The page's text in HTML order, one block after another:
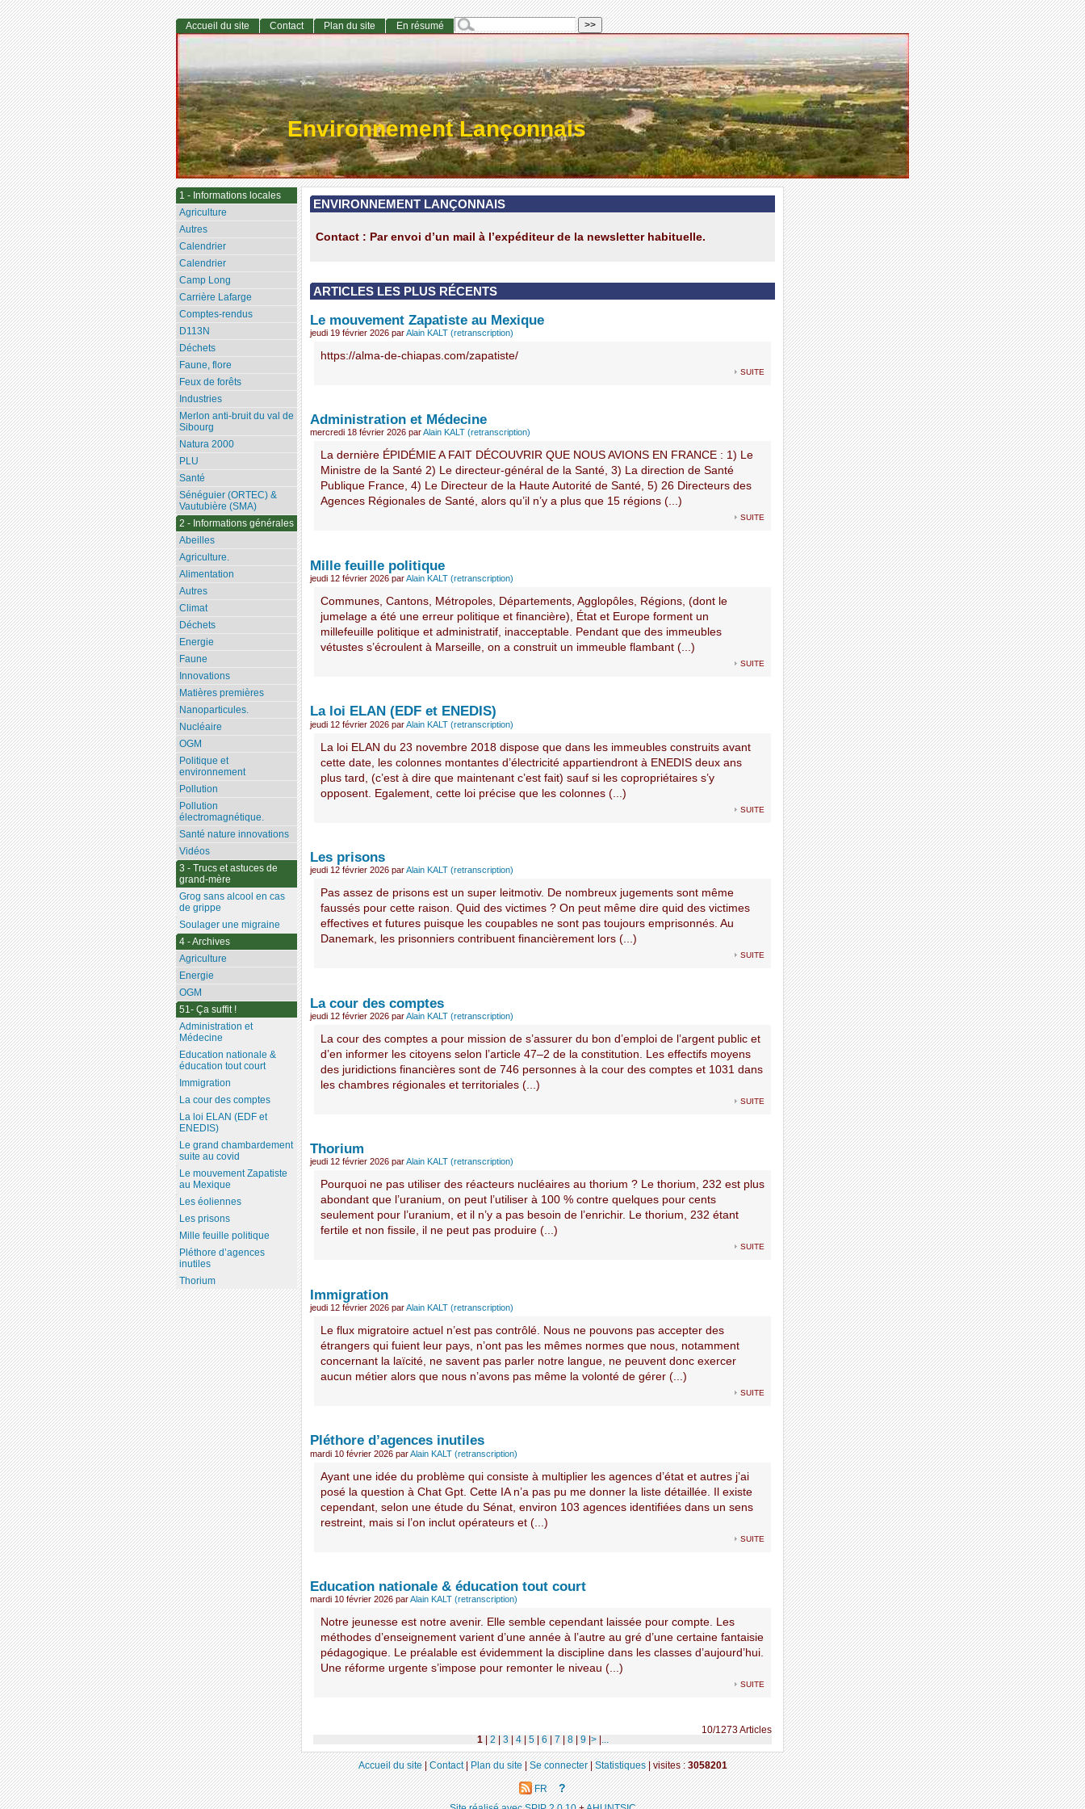
Environnement Lançonnais
ENVIRONNEMENT LANÇONNAIS
Contact : Par envoi d’un mail à l’expéditeur de la newsletter habituelle.
ARTICLES LES PLUS RÉCENTS
Le mouvement Zapatiste au Mexique
jeudi 19 février 2026 parAlain KALT (retranscription)
https://alma-de-chiapas.com/zapatiste/
suite
Administration et Médecine
mercredi 18 février 2026 parAlain KALT (retranscription)
La dernière ÉPIDÉMIE A FAIT DÉCOUVRIR QUE NOUS AVIONS EN FRANCE : 1) Le
Ministre de la Santé 2) Le directeur-général de la Santé, 3) La direction de Santé
Publique France, 4) Le Directeur de la Haute Autorité de Santé, 5) 26 Directeurs des
Agences Régionales de Santé, alors qu’il n’y a plus que 15 régions (...)
suite
Mille feuille politique
jeudi 12 février 2026 parAlain KALT (retranscription)
Communes, Cantons, Métropoles, Départements, Agglopôles, Régions, (dont le
jumelage a été une erreur politique et financière), État et Europe forment un
millefeuille politique et administratif, inacceptable. Pendant que des immeubles
vétustes s’écroulent à Marseille, on a construit un immeuble flambant (...)
suite
La loi ELAN (EDF et ENEDIS)
jeudi 12 février 2026 parAlain KALT (retranscription)
La loi ELAN du 23 novembre 2018 dispose que dans les immeubles construits avant
cette date, les colonnes montantes d’électricité appartiendront à ENEDIS deux ans
plus tard, (c’est à dire que maintenant c’est fait) sauf si les copropriétaires s’y
opposent. Egalement, cette loi précise que les colonnes (...)
suite
Les prisons
jeudi 12 février 2026 parAlain KALT (retranscription)
Pas assez de prisons est un super leitmotiv. De nombreux jugements sont même
faussés pour cette raison. Quid des victimes ? On peut même dire quid des victimes
effectives et futures puisque les coupables ne sont pas toujours emprisonnés. Au
Danemark, les prisonniers contribuent financièrement lors (...)
suite
La cour des comptes
jeudi 12 février 2026 parAlain KALT (retranscription)
La cour des comptes a pour mission de s’assurer du bon d’emploi de l’argent public et
d’en informer les citoyens selon l’article 47–2 de la constitution. Les effectifs moyens
des juridictions financières sont de 746 personnes à la cour des comptes et 1031 dans
les chambres régionales et territoriales (...)
suite
Thorium
jeudi 12 février 2026 parAlain KALT (retranscription)
Pourquoi ne pas utiliser des réacteurs nucléaires au thorium ? Le thorium, 232 est plus
abondant que l’uranium, on peut l’utiliser à 100 % contre quelques pour cents
seulement pour l’uranium, et il n’y a pas besoin de l’enrichir. Le thorium, 232 étant
fertile et non fissile, il ne peut pas produire (...)
suite
Immigration
jeudi 12 février 2026 parAlain KALT (retranscription)
Le flux migratoire actuel n’est pas contrôlé. Nous ne pouvons pas accepter des
étrangers qui fuient leur pays, n’ont pas les mêmes normes que nous, notamment
concernant la laïcité, ne savent pas parler notre langue, ne peuvent donc exercer
aucun métier alors que nous n’avons pas même la volonté de gérer (...)
suite
Pléthore d’agences inutiles
mardi 10 février 2026 parAlain KALT (retranscription)
Ayant une idée du problème qui consiste à multiplier les agences d’état et autres j’ai
posé la question à Chat Gpt. Cette IA n’a pas pu me donner la liste détaillée. Il existe
cependant, selon une étude du Sénat, environ 103 agences identifiées dans un sens
restreint, mais si l’on inclut opérateurs et (...)
suite
Education nationale & éducation tout court
mardi 10 février 2026 parAlain KALT (retranscription)
Notre jeunesse est notre avenir. Elle semble cependant laissée pour compte. Les
méthodes d’enseignement varient d’une année à l’autre au gré d’une certaine fantaisie
pédagogique. Le préalable est évidemment la discipline dans les classes d’aujourd’hui.
Une réforme urgente s’impose pour remonter le niveau (...)
suite
10/1273 Articles
1| 2 3 4| 5| 6 7 8| 9 >| ...
Accueil du site Contact Plan du site En résumé
1 - Informations locales
Agriculture
Autres
Calendrier
Calendrier
Camp Long
Carrière Lafarge
Comptes-rendus
D113N
Déchets
Faune, flore
Feux de forêts
Industries
Merlon anti-bruit du val de
Sibourg
Natura 2000
PLU
Santé
Sénéguier (ORTEC) &
Vautubière (SMA)
2 - Informations générales
Abeilles
Agriculture.
Alimentation
Autres
Climat
Déchets
Energie
Faune
Innovations
Matières premières
Nanoparticules.
Nucléaire
OGM
Politique et
environnement
Pollution
Pollution
électromagnétique.
Santé nature innovations
Vidéos
3 - Trucs et astuces de
grand-mère
Grog sans alcool en cas
de grippe
Soulager une migraine
4 - Archives
Agriculture
Energie
OGM
51- Ça suffit !
Administration et
Médecine
Education nationale &
éducation tout court
Immigration
La cour des comptes
La loi ELAN (EDF et
ENEDIS)
Le grand chambardement
suite au covid
Le mouvement Zapatiste
au Mexique
Les éoliennes
Les prisons
Mille feuille politique
Pléthore d’agences
inutiles
Thorium
Accueil du site|Contact|Plan du site|Se connecter|Statistiques|visites :3058201
FR ?